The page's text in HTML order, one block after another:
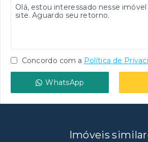
Concordo com a Política de
WhatsApp
Imóveis